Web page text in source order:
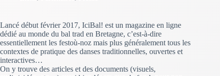
Lancé début février 2017, IciBal! est un magazine en ligne
dédié au monde du bal trad en Bretagne, c’est-à-dire
essentiellement les festoù-noz mais plus généralement tous les
contextes de pratique des danses traditionnelles, ouvertes et
interactives…
On y trouve des articles et des documents (visuels,